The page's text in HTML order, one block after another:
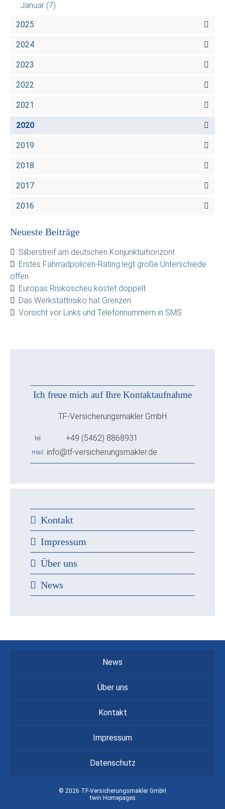
Januar (7)
2025
2024
2023
2022
2021
2020
2019
2018
2017
2016
Neueste Beiträge
Silberstreif am deutschen Konjunkturhorizont
Erstes Fahrradpolicen-Rating legt große Unterschiede
offen
Europas Risikoscheu kostet doppelt
Das Werkstattrisiko hat Grenzen
Vorsicht vor Links und Telefonnummern in SMS
Ich freue mich auf Ihre Kontaktaufnahme
TF-Versicherungsmakler GmbH
tel +49 (5462) 8868931
mail info@tf-versicherungsmakler.de
Kontakt
Impressum
Über uns
News
News
Über uns
Kontakt
Impressum
Datenschutz
© 2026 TF-Versicherungsmakler GmbH
twin Homepages